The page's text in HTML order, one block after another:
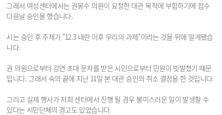
그래서 여성센터에서는 권봉수 의원이 요청한 대관 목적에 부합하기에 접수
다음날 승인을 했습니다.
시는 승인 후 주제가 “12.3 내란 이후 우리의 과제”이라는 것을 뒤에 알게됐습
니다.
권 의원으로부터 강연 초대 문자를 받은 시민으로부터 민원이 빗발쳤기 때문
입니다. 그래서 숙의 끝에 지난 11일 본 대관 승인의 취소 결정을 한 것입니다.
그리고 실제 행사가 저희 센터에서 진행 될 경우 불미스러운 일이 발생할 수
있다는 시민단체의 경고도 있었습니다.